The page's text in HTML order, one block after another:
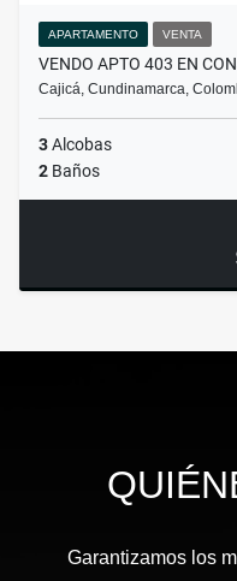
APARTAMENTO VENTA
VENDO APTO 403 EN
Cajicá, Cundinamarca,
3Alcobas
2 Baños
Garantizamos los